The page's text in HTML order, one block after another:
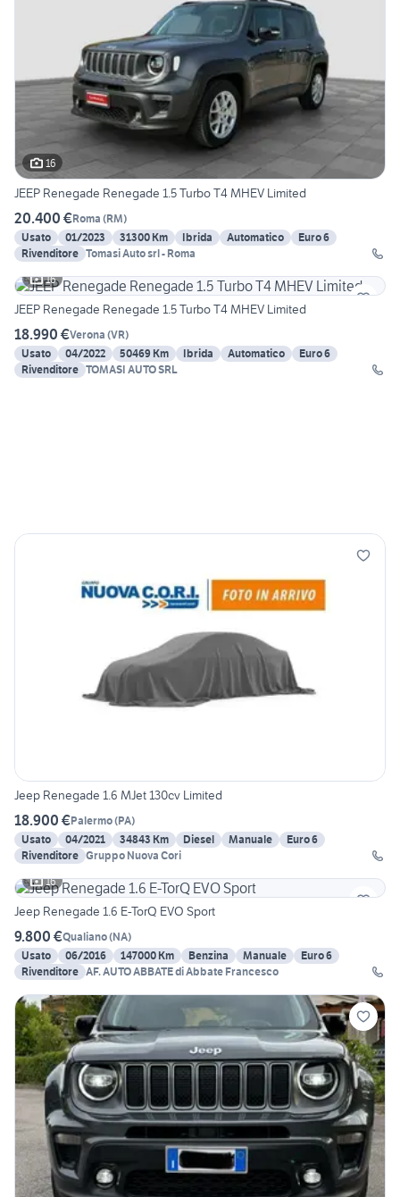
16
JEEP Renegade Renegade 1.5 Turbo T4 MHEV Limited
20.400 €Roma (RM)
Usato
01/2023 31300 Km Ibrida Automatico
Euro 6
Rivenditore Tomasi Auto srl - Roma
16
JEEP Renegade Renegade 1.5 Turbo T4 MHEV Limited
18.990 €Verona (VR)
Usato
04/2022 50469 Km Ibrida Automatico
Euro 6
Rivenditore TOMASI AUTO SRL
Jeep Renegade 1.6 MJet 130cv Limited
18.900 €Palermo(PA)
Usato
04/2021 34843 Km Diesel Manuale
Euro 6
Rivenditore Gruppo Nuova Cori
16
Jeep Renegade 1.6 E-TorQ EVO Sport
9.800 €Qualiano(NA)
Usato
06/2016 147000 Km Benzina Manuale
Euro 6
Rivenditore AF. AUTO ABBATE di Abbate Francesco